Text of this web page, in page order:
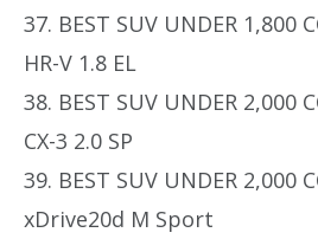
37. BEST SUV UNDER 1,800
HR-V 1.8 EL
38. BEST SUV UNDER 2,000
CX-3 2.0 SP
39. BEST SUV UNDER 2,000
xDrive20d M Sport